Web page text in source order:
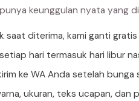
keunggulan nyata yang
saat diterima, kami ganti
hari termasuk hari libur
ke WA Anda setelah bunga
ukuran, teks ucapan, dan